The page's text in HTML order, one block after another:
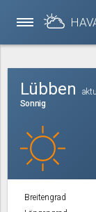
Lübben
Sonnig
Breitengrad